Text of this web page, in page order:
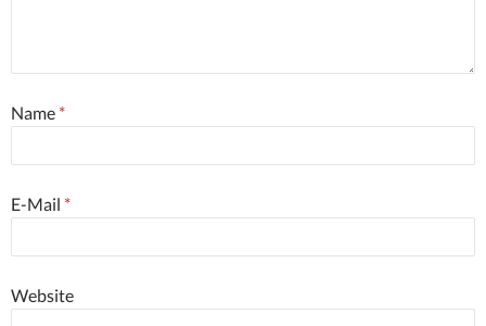
Name *
E-Mail *
Website